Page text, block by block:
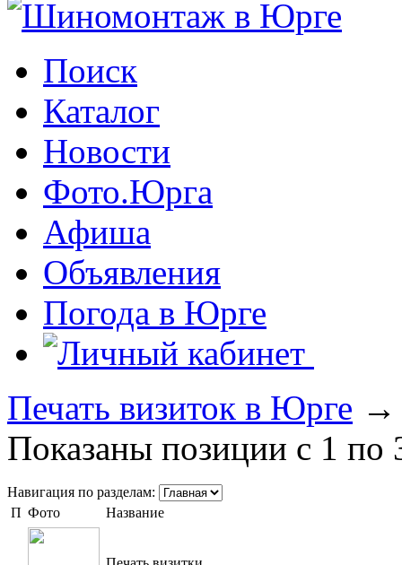
Поиск
Каталог
Новости
Фото.Юрга
Афиша
Объявления
Погода в Юрге
Печать визиток в Юрге
Показаны позиции с 1 по
Навигация по разделам:
П Фото Название